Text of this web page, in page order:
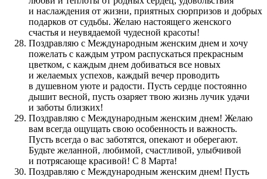
и наслаждения от жизни, приятных сюрпризов и добрых
подарков от судьбы. Желаю настоящего женского
счастья и неувядаемой чудесной красоты!
Поздравляю с Международным женским днем и хочу
пожелать с каждым утром распускаться прекрасным
цветком, с каждым днем добиваться все новых
и желаемых успехов, каждый вечер проводить
в душевном уюте и радости. Пусть сердце постоянно
дышит весной, пусть озаряет твою жизнь лучик удачи
и заботы близких!
Поздравляю с Международным женским днем! Желаю
вам всегда ощущать свою особенность и важность.
Пусть всегда о вас заботятся, опекают и оберегают.
Будьте желанной, любимой, счастливой, улыбчивой
и потрясающе красивой! С 8 Марта!
Поздравляю с Международным женским днем! Пусть